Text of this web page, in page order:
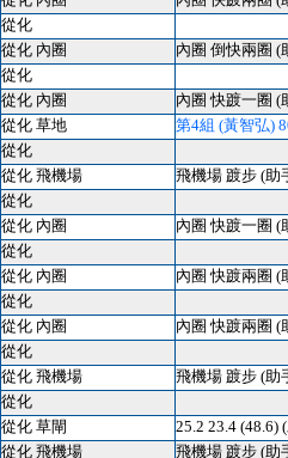
從化
從化 內圈
內圈 倒快兩圈 (
從化
從化 內圈
內圈 快踱一圈 (
從化 草地
第4組 (黃智弘)
從化
從化 飛機場
飛機場 踱步 (助
從化
從化 內圈
內圈 快踱一圈 (
從化
從化 內圈
內圈 快踱兩圈 (
從化
從化 內圈
內圈 快踱兩圈 (
從化
從化 飛機場
飛機場 踱步 (助
從化
從化 草閘
25.2 23.4 (48.6)
從化 飛機場
飛機場 踱步 (助